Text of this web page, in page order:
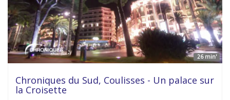
26 min'
Chroniques du Sud, Coulisses - Un palace sur
la Croisette